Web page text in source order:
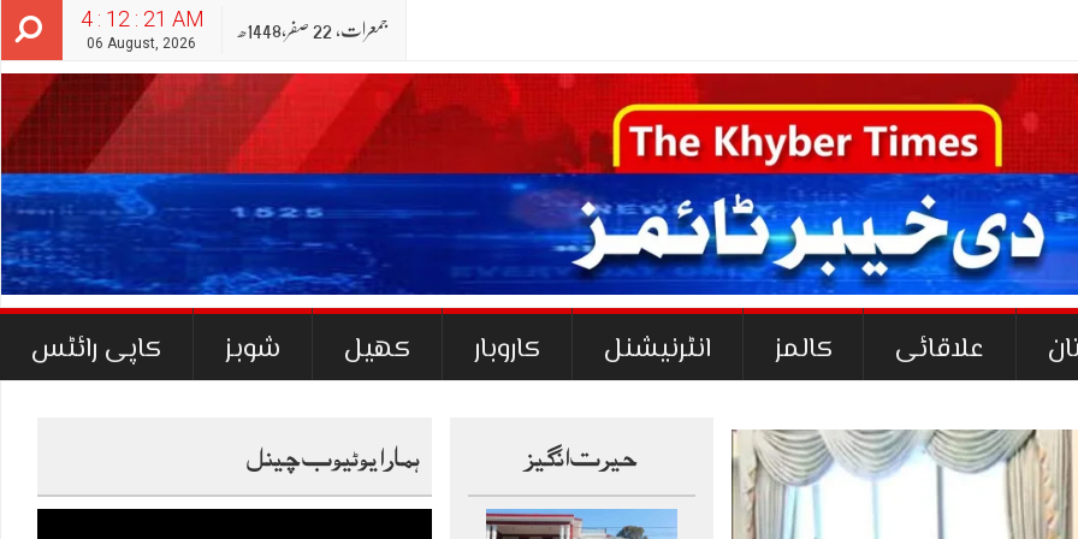
4 : 12 : 23 AM
06 August, 2026
جمعرات‬‮, 22 صفر‬,1448ھ
علاقائی کالمز انٹرنیشنل کاروبار کھیل شوبز کاپی رائٹس
ہمارا یوٹیوب چینل حیرت انگیز